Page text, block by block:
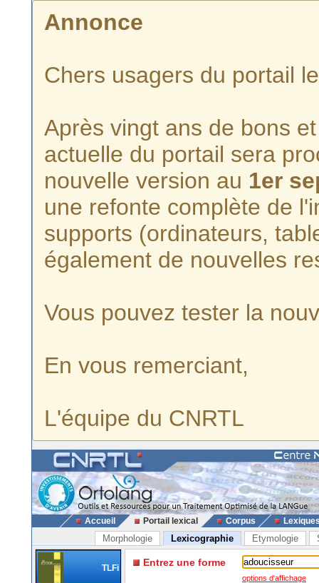
Annonce
Chers usagers du portail
Après vingt ans de bons
actuelle du portail sera
nouvelle version au 1er
une refonte complète de
supports (ordinateurs,
également de nouvelles
Vous pouvez tester la
En vous remerciant,
L'équipe du CNRTL
Accueil Portail lexical Corpus
Morphologie Lexicographie Etymologie
TLFi Entrez une forme
options d'affichage